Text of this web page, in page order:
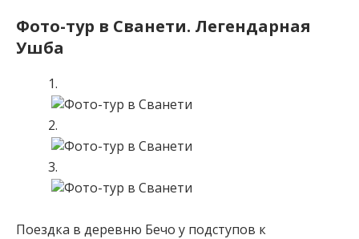
Фото-тур в Сванети. Легендарная
Ушба
Поездка в деревню Бечо у подступов к